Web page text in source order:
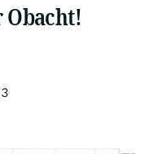
Obacht!